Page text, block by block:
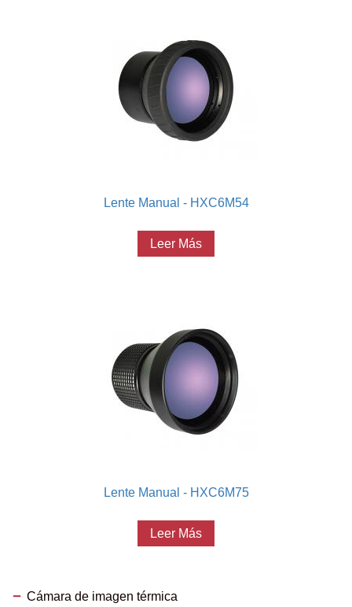
Lente Manual - HXC6M54
Leer Más
Lente Manual - HXC6M75
Leer Más
Cámara de imagen térmica